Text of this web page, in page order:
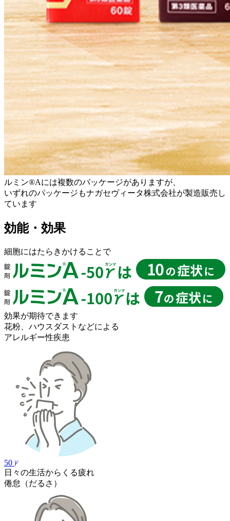
ルミン®︎Aには複数のパッケージがありますが、
いずれのパッケージもナガセヴィータ株式会社が製造販売し
ています
効能・効果
細胞にはたらきかけることで
効果が期待できます
花粉、 ハウスダストなどによる
アレルギー性疾患
50
日々の生活からくる疲れ
倦怠（だるさ）